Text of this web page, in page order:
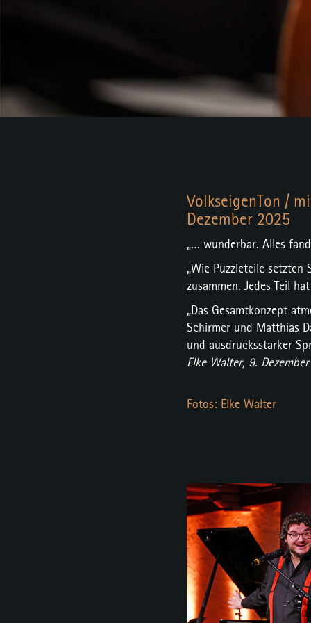
VolkseigenTon /
Dezember 2025
„… wunderbar. Alles
„Wie Puzzleteile
zusammen. Jedes Teil
„Das Gesamtkonzept
Schirmer und Matthias
und ausdrucksstarker
Elke Walter, 9.
Fotos: Elke Walter